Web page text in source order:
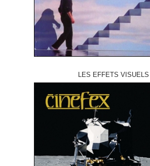
LES EFFETS VISUELS